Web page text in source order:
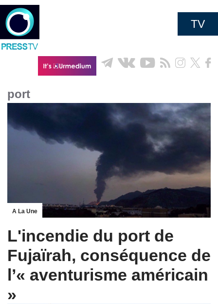
TV
port
A La Une
L'incendie du port de
Fujaïrah, conséquence de
l’« aventurisme américain
»